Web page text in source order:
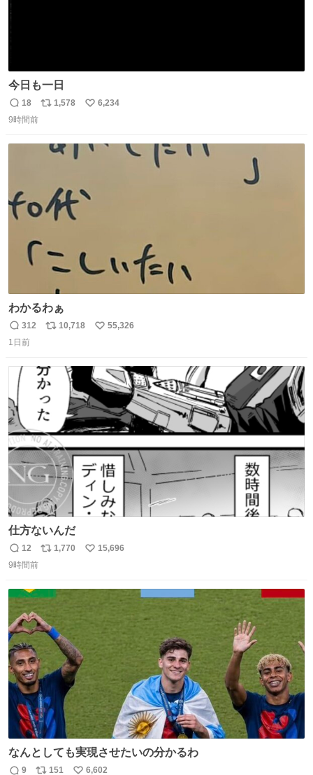
今日も一日
返
信
18
リ
1,578
い
数
6,234
9時間前
わかるわぁ
返
信
312
リ
ト
数
10,718
い
数
55,326
1日前
仕方ないんだ
返
信
12
リ
ト
数
1,770
い
15,696
9時間前
なんとしても実現させたいの分かるわ
9 151 6,602